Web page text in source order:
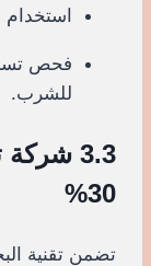
فحص
للشرب.
3.3
30%
تضمن تقنية